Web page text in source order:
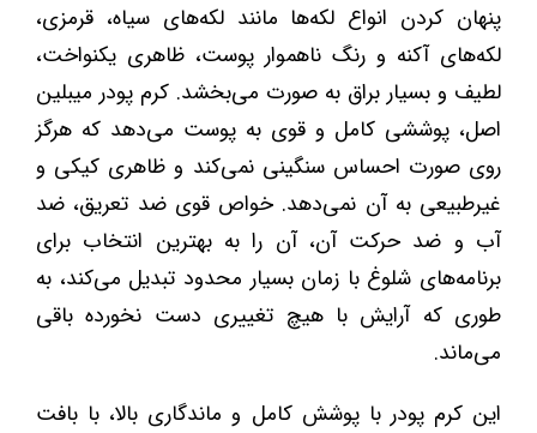
پنهان کردن انواع لکه‌ها مانند لکه‌های سیاه، قرمزی،
لکه‌های آکنه و رنگ ناهموار پوست، ظاهری یکنواخت،
لطیف و بسیار براق به صورت می‌بخشد. کرم پودر میبلین
اصل، پوششی کامل و قوی به پوست می‌دهد که هرگز
روی صورت احساس سنگینی نمی‌کند و ظاهری کیکی و
غیرطبیعی به آن نمی‌دهد. خواص قوی ضد تعریق، ضد
آب و ضد حرکت آن، آن را به بهترین انتخاب برای
برنامه‌های شلوغ با زمان بسیار محدود تبدیل می‌کند، به
طوری که آرایش با هیچ تغییری دست نخورده باقی
می‌ماند.
این کرم پودر با پوشش کامل و ماندگاری بالا، با بافت